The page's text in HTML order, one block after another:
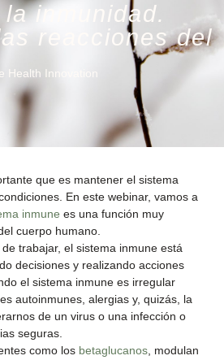
inmunidad.
reacciones del
Health Innovation
que es mantener el sistema
En este webinar, vamos a
inmune es una función muy
cuerpo humano.
trabajar, el sistema inmune está
decisiones y realizando acciones
el sistema inmune es irregular
autoinmunes, alergias y, quizás, la
de un virus o una infección o
seguras.
como los betaglucanos , modulan